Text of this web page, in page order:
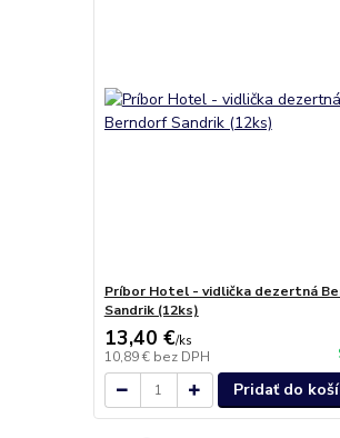
Príbor Hotel - vidlička dezertná
Sandrik (12ks)
13,40 €/ks
10,89 € bez DPH
Pridať do